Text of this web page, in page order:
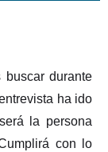
buscar durante
ha ido
la persona
con lo